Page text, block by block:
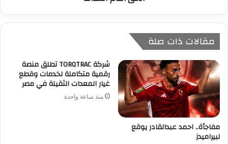
مقالات ذات صلة
مفاجأة.. احمد عبدالقادر يوقع
لبيراميدز
شركة TORQTRAC تطلق منصة
رقمية متكاملة لخدمات وقطع
غيار المعدات الثقيلة في مصر
منذ ساعة واحدة